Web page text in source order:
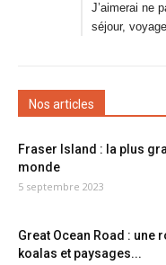
J’aimerai ne
séjour,
Nos articles
Fraser Island : la plus
monde
5 septembre 2023
Great Ocean Road : une
koalas et paysages...